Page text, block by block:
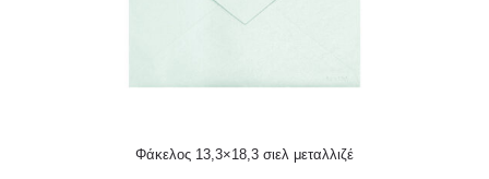
Φάκελος 13,3×18,3 σιελ μεταλλιζέ